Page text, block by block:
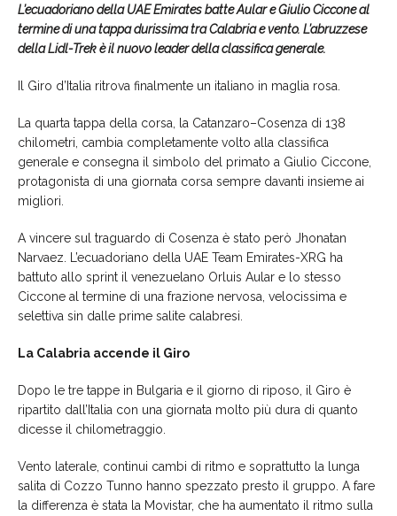
L’ecuadoriano della UAE Emirates batte Aular e Giulio Ciccone al
termine di una tappa durissima tra Calabria e vento. L’abruzzese
della Lidl-Trek è il nuovo leader della classifica generale.
Il Giro d’Italia ritrova finalmente un italiano in maglia rosa.
La quarta tappa della corsa, la Catanzaro–Cosenza di 138
chilometri, cambia completamente volto alla classifica
generale e consegna il simbolo del primato a Giulio Ciccone,
protagonista di una giornata corsa sempre davanti insieme ai
migliori.
A vincere sul traguardo di Cosenza è stato però Jhonatan
Narvaez. L’ecuadoriano della UAE Team Emirates-XRG ha
battuto allo sprint il venezuelano Orluis Aular e lo stesso
Ciccone al termine di una frazione nervosa, velocissima e
selettiva sin dalle prime salite calabresi.
La Calabria accende il Giro
Dopo le tre tappe in Bulgaria e il giorno di riposo, il Giro è
ripartito dall’Italia con una giornata molto più dura di quanto
dicesse il chilometraggio.
Vento laterale, continui cambi di ritmo e soprattutto la lunga
salita di Cozzo Tunno hanno spezzato presto il gruppo. A fare
la differenza è stata la Movistar, che ha aumentato il ritmo sulla